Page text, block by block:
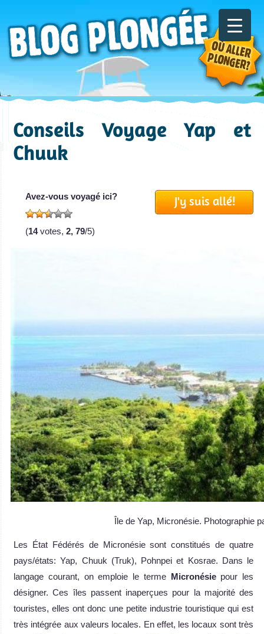
Conseils Voyage Yap et
Chuuk
J'y suis allé!
Avez-vous voyagé ici?
(14votes, 2, 79/5)
Île de Yap, Micronésie. Photographie
Les État Fédérés de Micronésie sont constitués de quatre
pays/états: Yap, Chuuk (Truk), Pohnpei et Kosrae. Dans le
langage courant, on emploie le terme Micronésiepour les
désigner. Ces îles passent inaperçues pour la majorité des
touristes, elles ont donc une petite industrie touristique qui est
très intégrée aux valeurs locales. En effet, les locaux sont très